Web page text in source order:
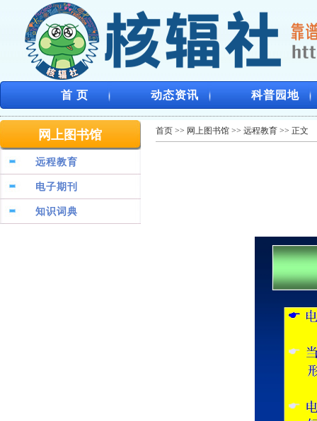
首 页 动态资讯 科普园地
网上图书馆
远程教育
电子期刊
知识词典
首页 >> 网上图书馆 >> 远程教育 >> 正文